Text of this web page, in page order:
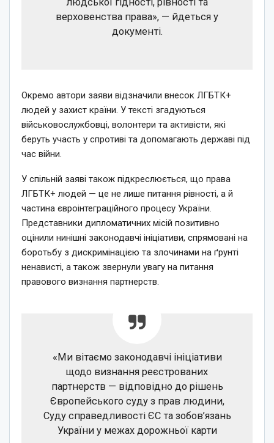
верховенства права», — йдеться у
документі.
Окремо автори заяви відзначили внесок ЛГБТК+
людей у захист країни. У тексті згадуються
військовослужбовці, волонтери та активісти, які
беруть участь у спротиві та допомагають державі під
час війни.
У спільній заяві також підкреслюється, що права
ЛГБТК+ людей — це не лише питання рівності, а й
частина євроінтеграційного процесу України.
Представники дипломатичних місій позитивно
оцінили нинішні законодавчі ініціативи, спрямовані на
боротьбу з дискримінацією та злочинами на ґрунті
ненависті, а також звернули увагу на питання
правового визнання партнерств.
«Ми вітаємо законодавчі ініціативи
щодо визнання реєстрованих
партнерств — відповідно до рішень
Європейського суду з прав людини,
Суду справедливості ЄС та зобов’язань
України у межах дорожньої карти